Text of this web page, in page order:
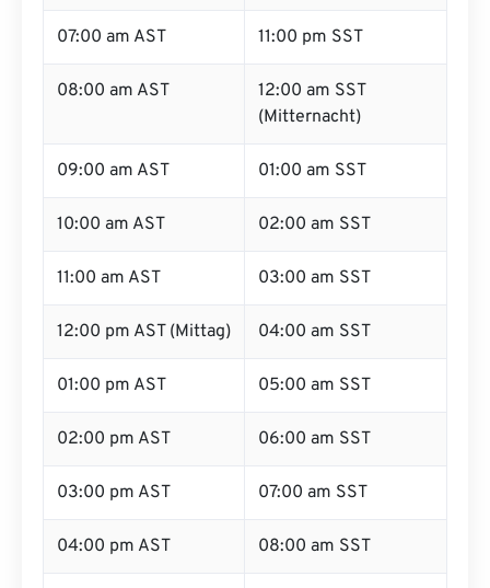
07:00 am AST 11:00 pm SST
08:00 am AST
12:00 am SST
(Mitternacht)
09:00 am AST 01:00 am SST
10:00 am AST 02:00 am SST
11:00 am AST 03:00 am SST
12:00 pm AST (Mittag) 04:00 am SST
01:00 pm AST 05:00 am SST
02:00 pm AST 06:00 am SST
03:00 pm AST 07:00 am SST
04:00 pm AST 08:00 am SST